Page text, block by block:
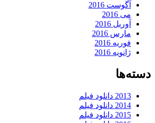
آگوست 2016
می 2016
آوریل 2016
مارس 2016
فوریه 2016
ژانویه 2016
دسته‌ها
2013 دانلود فیلم
2014 دانلود فیلم
2015 دانلود فیلم